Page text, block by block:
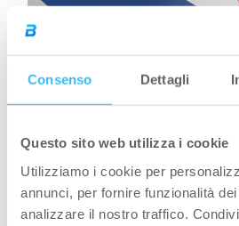
Consenso Dettagli
Questo sito web utilizza i cookie
Utilizziamo i cookie per
annunci, per fornire funzionalità
analizzare il nostro traffico.